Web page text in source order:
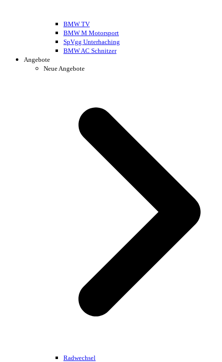
BMW TV
BMW M Motorsport
SpVgg Unterhaching
BMW AC Schnitzer
Angebote
Neue Angebote
Radwechsel